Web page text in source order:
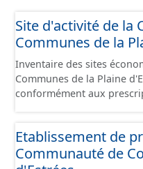
Site d'activité de la
Communes de la
Inventaire des sites
Communes de la Plaine
conformément aux
Etablissement de
Communauté de